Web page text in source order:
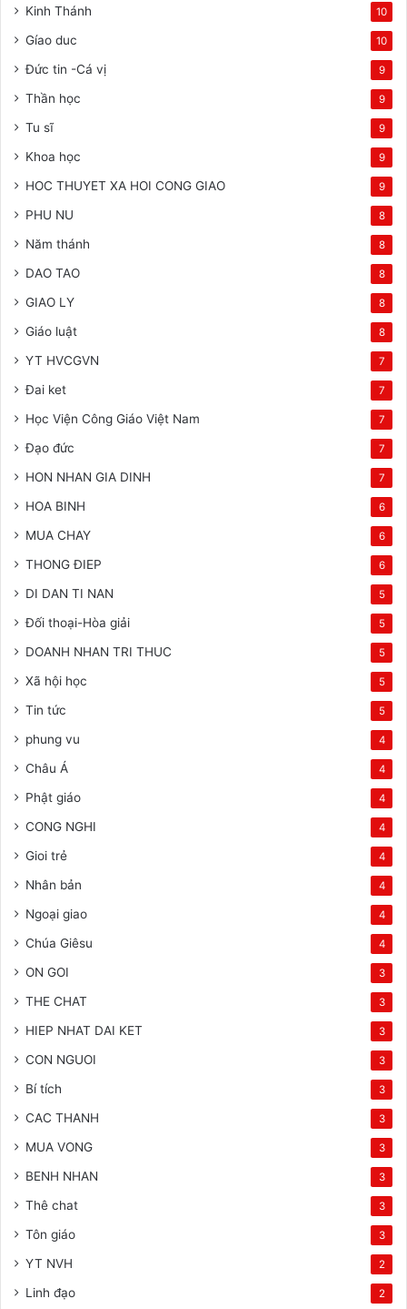
Kinh Thánh 10
Gíao duc 10
Đức tin -Cá vị 9
Thần học 9
Tu sĩ 9
Khoa học 9
HOC THUYET XA HOI CONG GIAO 9
PHU NU 8
Năm thánh 8
DAO TAO 8
GIAO LY 8
Giáo luật 8
YT HVCGVN 7
Đai ket 7
Học Viện Công Giáo Việt Nam 7
Đạo đức 7
HON NHAN GIA DINH 7
HOA BINH 6
MUA CHAY 6
THONG ĐIEP 6
DI DAN TI NAN 5
Đối thoại-Hòa giải 5
DOANH NHAN TRI THUC 5
Xã hội học 5
Tin tức 5
phung vu 4
Châu Á 4
Phật giáo 4
CONG NGHI 4
Gioi trẻ 4
Nhân bản 4
Ngoại giao 4
Chúa Giêsu 4
ON GOI 3
THE CHAT 3
HIEP NHAT DAI KET 3
CON NGUOI 3
Bí tích 3
CAC THANH 3
MUA VONG 3
BENH NHAN 3
Thê chat 3
Tôn giáo 3
YT NVH 2
Linh đạo 2